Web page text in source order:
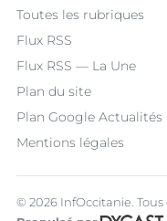
Toutes les rubriques
Flux RSS
Flux RSS — La Une
Plan du site
Plan Google Actualités
Mentions légales
© 2026 InfOccitanie. Tous